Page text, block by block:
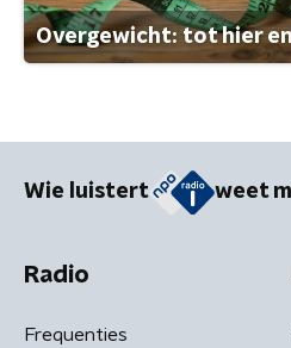
Overgewicht: tot hier
Wie luistert weet
Radio
Frequenties